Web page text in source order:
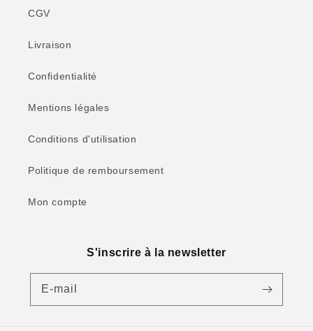
CGV
Livraison
Confidentialité
Mentions légales
Conditions d'utilisation
Politique de remboursement
Mon compte
S'inscrire à la newsletter
E-mail